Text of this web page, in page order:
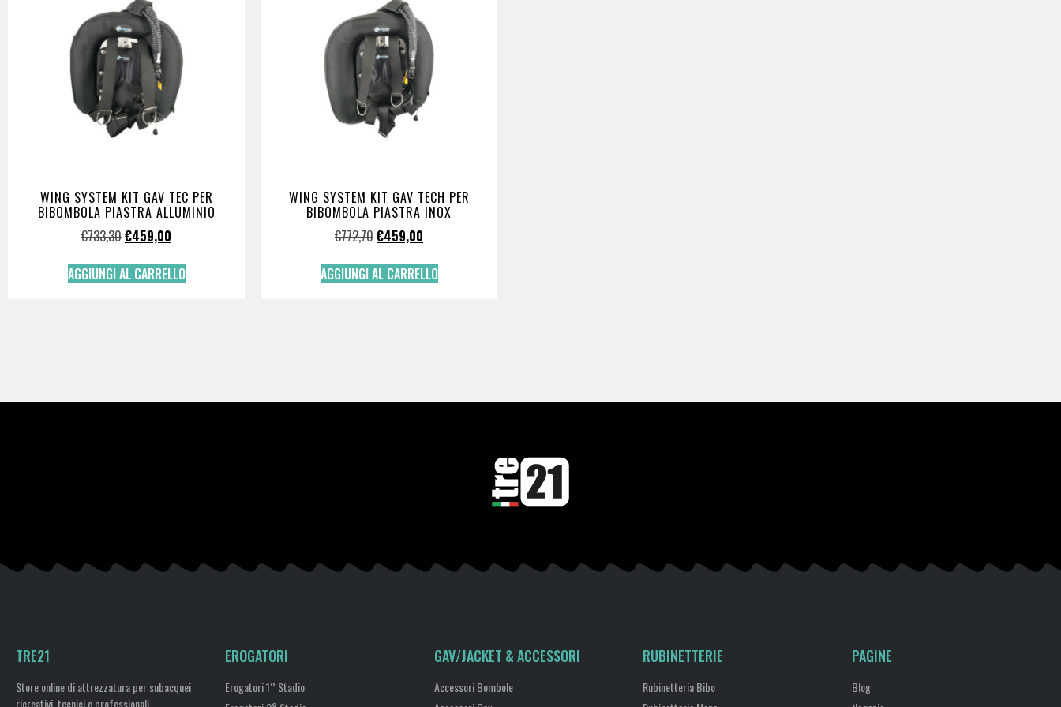
WING SYSTEM KIT GAV TEC PER
BIBOMBOLA PIASTRA ALLUMINIO
€733,30€459,00
AGGIUNGI AL CARRELLO
WING SYSTEM KIT GAV TECH PER
BIBOMBOLA PIASTRA INOX
€772,70€459,00
AGGIUNGI AL CARRELLO
TRE21
Store online di attrezzatura per subacquei
ricreativi, tecnici e professionali
EROGATORI
Erogatori 1° Stadio
GAV/JACKET & ACCESSORI
Accessori Bombole
RUBINETTERIE
Rubinetteria Bibo
PAGINE
Blog